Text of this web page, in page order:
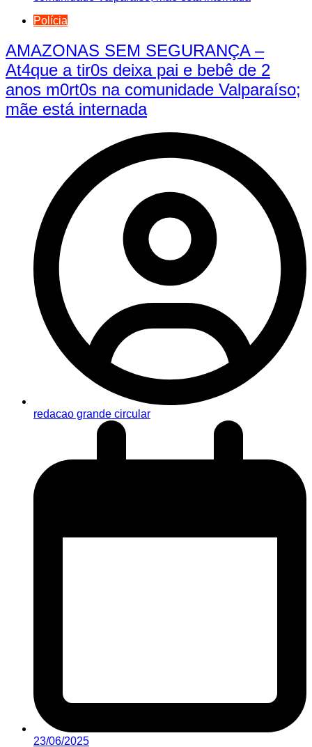
Polícia
AMAZONAS SEM SEGURANÇA –
At4que a tir0s deixa pai e bebê de 2
anos m0rt0s na comunidade Valparaíso;
mãe está internada
redacao grande circular
23/06/2025